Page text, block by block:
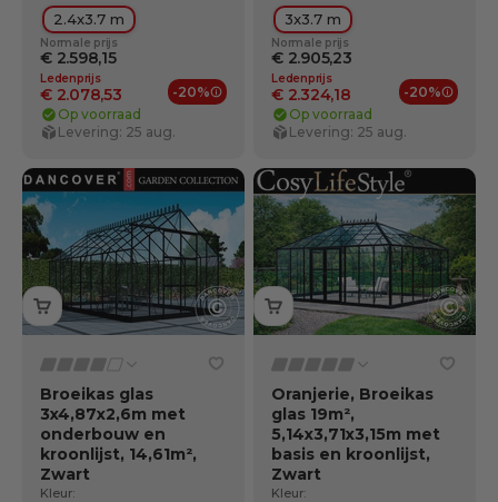
2.4x3.7 m
Normale prijs
€ 2.598,15
Ledenprijs
€ 2.078,53 -20%
Ledenvoordelen
Op voorraad
Levering: 25 aug.
3x3.7 m
Normale prijs
€ 2.905,23
Ledenprijs
€ 2.324,18 -20%
Op voorraad
Levering: 25 aug.
Broeikas glas
3x4,87x2,6m met
onderbouw en
kroonlijst, 14,61m²,
Zwart
Kleur:
Oranjerie, Broeikas
glas 19m²,
5,14x3,71x3,15m met
basis en kroonlijst,
Zwart
Kleur: